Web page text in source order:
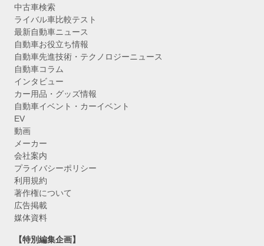
中古車検索
ライバル車比較テスト
最新自動車ニュース
自動車お役立ち情報
自動車先進技術・テクノロジーニュース
自動車コラム
インタビュー
カー用品・グッズ情報
自動車イベント・カーイベント
EV
動画
メーカー
会社案内
プライバシーポリシー
利用規約
著作権について
広告掲載
媒体資料
【特別編集企画】